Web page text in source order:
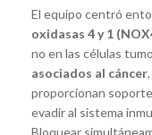
El equipo centró
oxidasas 4 y 1
no en las células
asociados al cáncer
proporcionan
evadir al sistema
Bloquear